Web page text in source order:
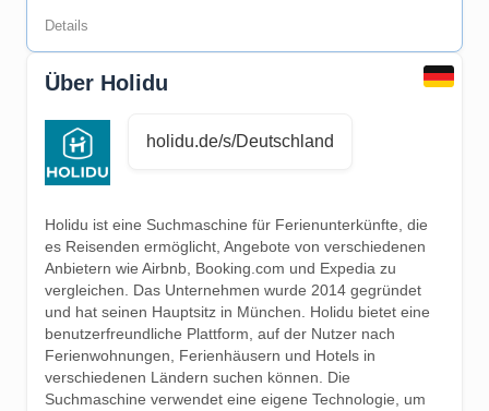
Details
Über Holidu
holidu.de/s/Deutschland
Holidu ist eine Suchmaschine für Ferienunterkünfte, die
es Reisenden ermöglicht, Angebote von verschiedenen
Anbietern wie Airbnb, Booking.com und Expedia zu
vergleichen. Das Unternehmen wurde 2014 gegründet
und hat seinen Hauptsitz in München. Holidu bietet eine
benutzerfreundliche Plattform, auf der Nutzer nach
Ferienwohnungen, Ferienhäusern und Hotels in
verschiedenen Ländern suchen können. Die
Suchmaschine verwendet eine eigene Technologie, um